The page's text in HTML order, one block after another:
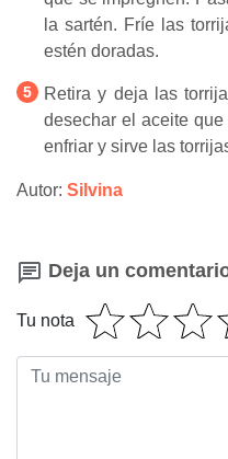
la sartén. Fríe las
estén doradas.
Retira y deja las
desechar el aceite
enfriar y sirve las
Autor: Silvina
Deja un
Tu nota